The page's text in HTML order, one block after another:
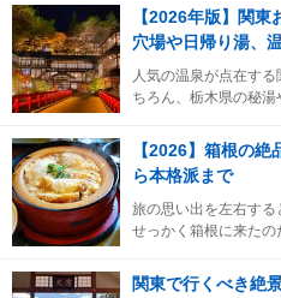
【2026年版】関東
穴場や日帰り湯、
人気の温泉が点在す
ちろん、栃木県の秘
【2026】箱根の
ら本格派まで
旅の思い出を左右する
せっかく箱根に来た
関東で行くべき絶